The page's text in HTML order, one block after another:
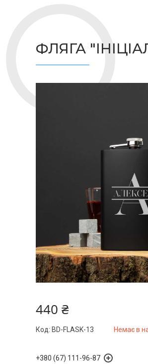
ФЛЯГА
440 ₴
Немає в
Код: BD-FLASK-13
+380 (67) 111-96-87